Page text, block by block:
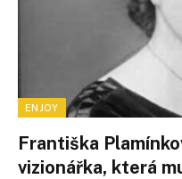
ENJOY
Františka
vizionářka, která